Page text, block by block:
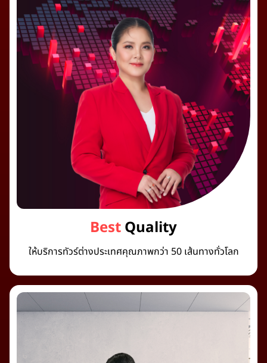
BestQuality
ให้บริการทัวร์ต่างประเทศคุณภาพกว่า 50 เส้นทางทั่วโลก